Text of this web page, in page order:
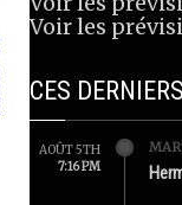
Voir les
CES
AOÛT 5TH
7:16 PM